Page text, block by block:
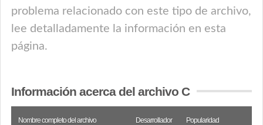
problema relacionado con este tipo de archivo,
lee detalladamente la información en esta
página.
Información acerca del archivo C
Nombre completo del archivo Desarrollador Popularidad